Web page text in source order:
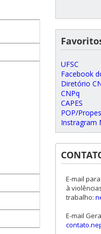
UFSC
Facebook
Diretório
CNPq
CAPES
POP/
Instragram
E-mail
à
trabalho:
E-mail